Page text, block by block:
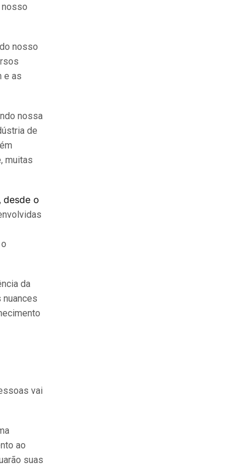
nosso
e as
nossa
de
muitas
desde o
da
vai
ao
suas